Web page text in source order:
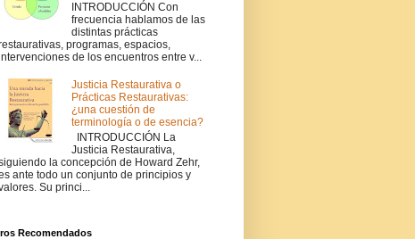
INTRODUCCIÓN Con
frecuencia hablamos de las
distintas prácticas
programas, espacios,
de los encuentros entre v...
Justicia Restaurativa o
Prácticas Restaurativas:
¿una cuestión de
terminología o de esencia?
INTRODUCCIÓN La
Justicia Restaurativa,
la concepción de Howard Zehr,
ante todo un conjunto de principios y
Su princi...
Recomendados